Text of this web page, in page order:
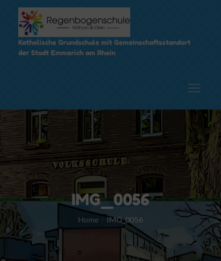
content
Katholische Grundschule mit Gemeinschaftsstandort
der Stadt Emmerich am Rhein
IMG_0056
Home IMG_0056